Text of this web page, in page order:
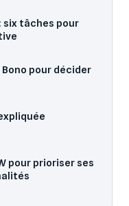
six tâches pour
pour décider
pour prioriser ses